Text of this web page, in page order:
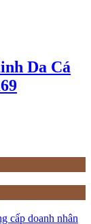
Da Cá